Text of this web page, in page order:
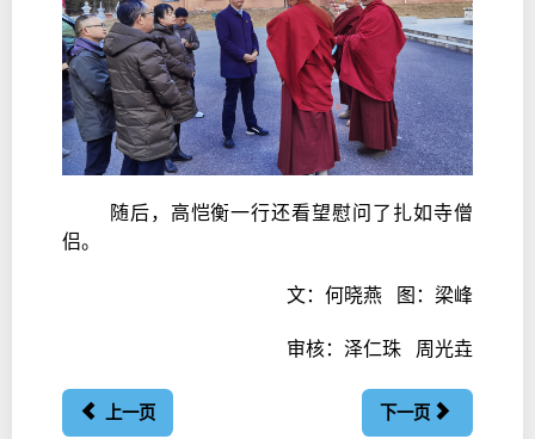
随后，高恺衡一行还看望慰问了扎如寺僧
侣。
文：何晓燕 图：梁峰
审核：泽仁珠 周光垚
上一页 下一页